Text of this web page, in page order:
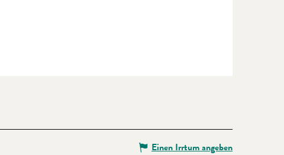
Einen Irrtum angeben